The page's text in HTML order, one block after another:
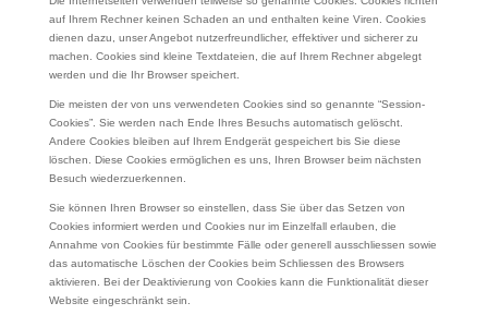
auf Ihrem Rechner keinen Schaden an und enthalten keine Viren. Cookies
dienen dazu, unser Angebot nutzerfreundlicher, effektiver und sicherer zu
machen. Cookies sind kleine Textdateien, die auf Ihrem Rechner abgelegt
werden und die Ihr Browser speichert.
Die meisten der von uns verwendeten Cookies sind so genannte “Session-
Cookies”. Sie werden nach Ende Ihres Besuchs automatisch gelöscht.
Andere Cookies bleiben auf Ihrem Endgerät gespeichert bis Sie diese
löschen. Diese Cookies ermöglichen es uns, Ihren Browser beim nächsten
Besuch wiederzuerkennen.
Sie können Ihren Browser so einstellen, dass Sie über das Setzen von
Cookies informiert werden und Cookies nur im Einzelfall erlauben, die
Annahme von Cookies für bestimmte Fälle oder generell ausschliessen sowie
das automatische Löschen der Cookies beim Schliessen des Browsers
aktivieren. Bei der Deaktivierung von Cookies kann die Funktionalität dieser
Website eingeschränkt sein.